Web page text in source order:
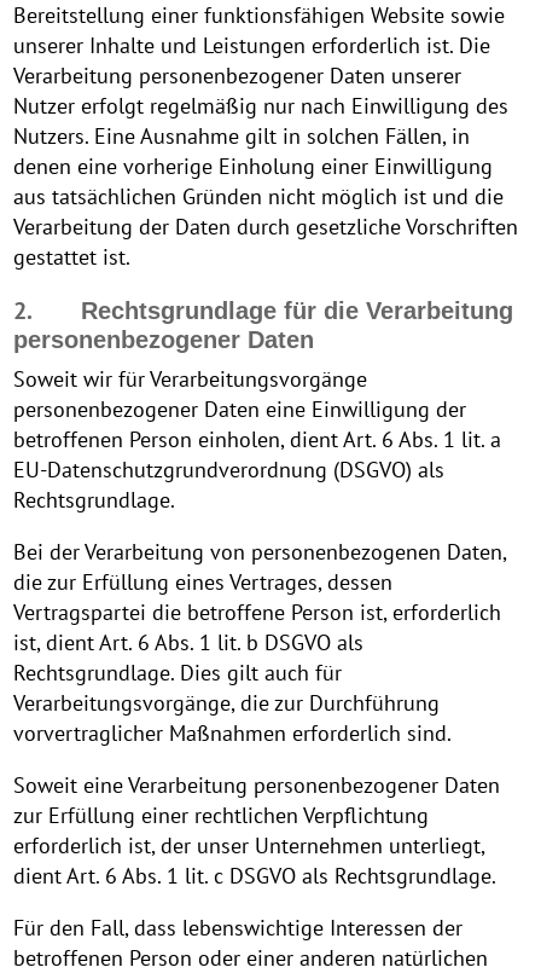
Bereitstellung einer funktionsfähigen Website sowie
unserer Inhalte und Leistungen erforderlich ist. Die
Verarbeitung personenbezogener Daten unserer
Nutzer erfolgt regelmäßig nur nach Einwilligung des
Nutzers. Eine Ausnahme gilt in solchen Fällen, in
denen eine vorherige Einholung einer Einwilligung
aus tatsächlichen Gründen nicht möglich ist und die
Verarbeitung der Daten durch gesetzliche Vorschriften
gestattet ist.
2.
Rechtsgrundlage für die Verarbeitung
personenbezogener Daten
Soweit wir für Verarbeitungsvorgänge
personenbezogener Daten eine Einwilligung der
betroffenen Person einholen, dient Art. 6 Abs. 1 lit. a
EU-Datenschutzgrundverordnung (DSGVO) als
Rechtsgrundlage.
Bei der Verarbeitung von personenbezogenen Daten,
die zur Erfüllung eines Vertrages, dessen
Vertragspartei die betroffene Person ist, erforderlich
ist, dient Art. 6 Abs. 1 lit. b DSGVO als
Rechtsgrundlage. Dies gilt auch für
Verarbeitungsvorgänge, die zur Durchführung
vorvertraglicher Maßnahmen erforderlich sind.
Soweit eine Verarbeitung personenbezogener Daten
zur Erfüllung einer rechtlichen Verpflichtung
erforderlich ist, der unser Unternehmen unterliegt,
dient Art. 6 Abs. 1 lit. c DSGVO als Rechtsgrundlage.
Für den Fall, dass lebenswichtige Interessen der
betroffenen Person oder einer anderen natürlichen